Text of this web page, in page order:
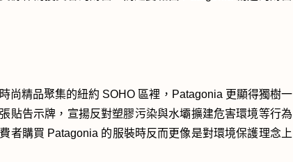
尚精品聚集的紐約 SOHO 區裡，Patagonia 更顯得獨樹一
貼告示牌，宣揚反對塑膠污染與水壩擴建危害環境等行為
者購買 Patagonia 的服裝時反而更像是對環境保護理念上